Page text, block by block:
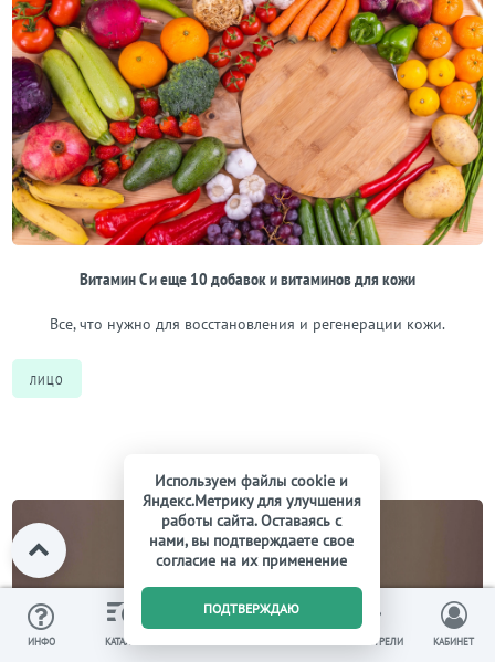
Витамин С и еще 10 добавок и витаминов для кожи
Все, что нужно для восстановления и регенерации кожи.
ЛИЦО
ИНФО КАТАЛОГ
0
ВЫ СМОТРЕЛИ КАБИНЕТ
Используем файлы cookie и
Яндекс.Метрику для улучшения
работы сайта. Оставаясь с
нами, вы подтверждаете свое
согласие на их применение
ПОДТВЕРЖДАЮ